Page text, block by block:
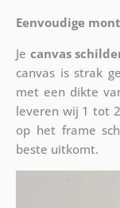
Eenvoudige
Je canvas
canvas is strak
met een dikte
leveren wij 1 tot
op het frame
beste uitkomt.